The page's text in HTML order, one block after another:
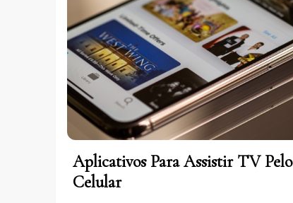
Aplicativos Para Assistir TV Pelo
Celular